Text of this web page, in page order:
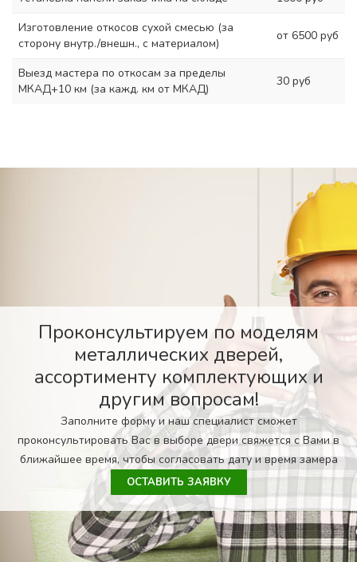
Изготовление откосов сухой смесью (за
сторону внутр./внешн., с материалом)
от 6500 руб
Выезд мастера по откосам за пределы
МКАД+10 км (за кажд. км от МКАД)
30 руб
Проконсультируем по моделям
металлических дверей,
ассортименту комплектующих и
другим вопросам!
Заполните форму и наш специалист сможет
проконсультировать Вас в выборе двери свяжется с Вами в
ближайшее время, чтобы согласовать дату и время замера
ОСТАВИТЬ ЗАЯВКУ